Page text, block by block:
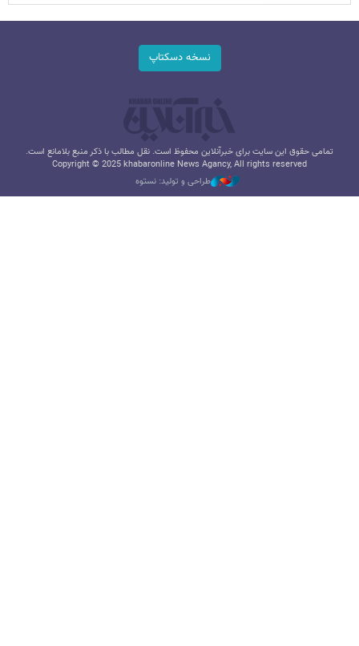
نسخه دسکتاپ
تمامی حقوق این سایت برای خبرآنلاین محفوظ است. نقل مطالب با ذکر منبع بلامانع است.
Copyright © 2025 khabaronline News Agancy, All rights reserved
طراحی و تولید: نستوه